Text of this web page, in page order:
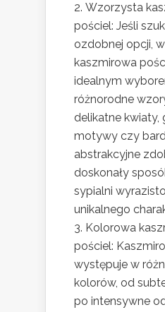
Wzorzysta
pościel: Jeśli
ozdobnej opcji,
kaszmirowa
idealnym
różnorodne
delikatne
motywy czy
abstrakcyjne
doskonały
sypialni
unikalnego
Kolorowa
pościel:
występuje w
kolorów, od
po intensywne